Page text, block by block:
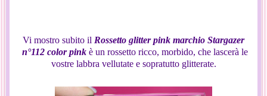
Vi mostro subito il Rossetto glitter pink marchio Stargazer
n°112 color pinkè un rossetto ricco, morbido, che lascerà le
vostre labbra vellutate e sopratutto glitterate.